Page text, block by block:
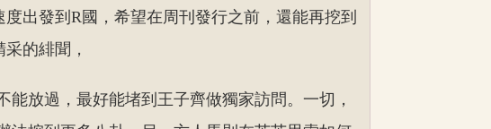
出發到R國，希望在周刊發行之前，還能再挖到
的緋聞，
放過，最好能堵到王子齊做獨家訪問。一切，